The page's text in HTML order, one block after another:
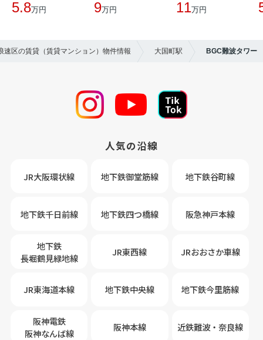
5.8万円 9万円 11万円
速区の賃貸（賃貸マンション）物件情報 大国町駅 BGC難波タワー
人気の沿線
JR大阪環状線 地下鉄御堂筋線 地下鉄谷町線
地下鉄千日前線 地下鉄四つ橋線 阪急神戸本線
地下鉄
長堀鶴見緑地線
JR東西線 JRおおさか車線
JR東海道本線 地下鉄中央線 地下鉄今里筋線
阪神電鉄
阪神なんば線
阪神本線 近鉄難波・奈良線